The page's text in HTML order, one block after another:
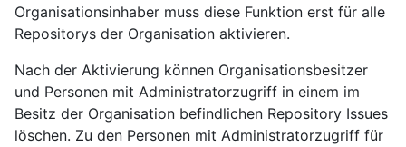
Organisationsinhaber muss diese Funktion erst für alle
Repositorys der Organisation aktivieren.
Nach der Aktivierung können Organisationsbesitzer
und Personen mit Administratorzugriff in einem im
Besitz der Organisation befindlichen Repository Issues
löschen. Zu den Personen mit Administratorzugriff für